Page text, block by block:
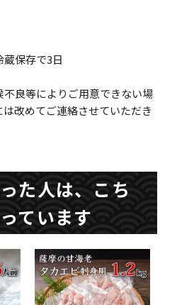
保存で3日
良等によりご用意できない場
改めてご連絡させていただき
た人は、こち
ています